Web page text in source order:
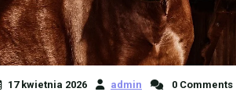
17 kwietnia 2026 admin 0 Comments